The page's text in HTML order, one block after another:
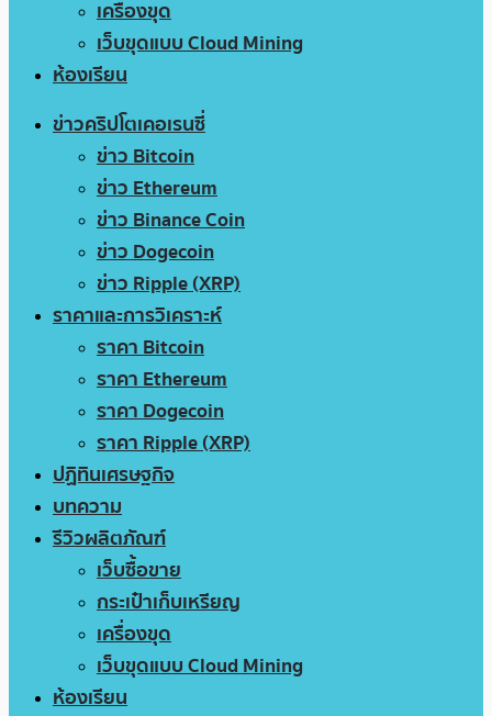
เครื่องขุด
เว็บขุดแบบ Cloud Mining
ห้องเรียน
ข่าวคริปโตเคอเรนซี่
ข่าว Bitcoin
ข่าว Ethereum
ข่าว Binance Coin
ข่าว Dogecoin
ข่าว Ripple (XRP)
ราคาและการวิเคราะห์
ราคา Bitcoin
ราคา Ethereum
ราคา Dogecoin
ราคา Ripple (XRP)
ปฏิทินเศรษฐกิจ
บทความ
รีวิวผลิตภัณฑ์
เว็บซื้อขาย
กระเป๋าเก็บเหรียญ
เครื่องขุด
เว็บขุดแบบ Cloud Mining
ห้องเรียน